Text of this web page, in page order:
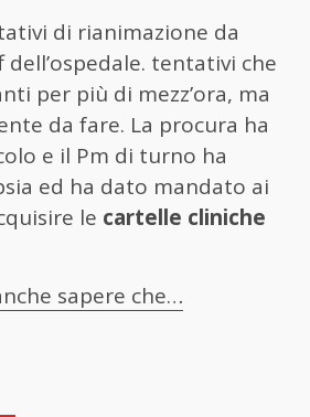
di rianimazione da
tentativi che
per più di mezz’ora, ma
da fare. La procura ha
e il Pm di turno ha
ed ha dato mandato ai
le cartelle cliniche
sapere che…